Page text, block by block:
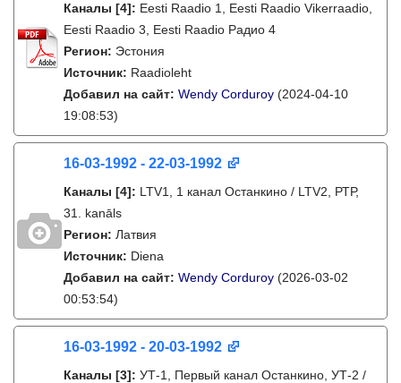
Каналы [4]: Eesti Raadio 1, Eesti Raadio Vikerraadio,
Eesti Raadio 3, Eesti Raadio Радио 4
Регион: Эстония
Источник: Raadioleht
Добавил на сайт: Wendy Corduroy (2024-04-10
19:08:53)
16-03-1992 - 22-03-1992
Каналы [4]: LTV1, 1 канал Останкино / LTV2, РТР,
31. kanāls
Регион: Латвия
Источник: Diena
Добавил на сайт: Wendy Corduroy (2026-03-02
00:53:54)
16-03-1992 - 20-03-1992
Каналы [3]: УТ-1, Первый канал Останкино, УТ-2 /